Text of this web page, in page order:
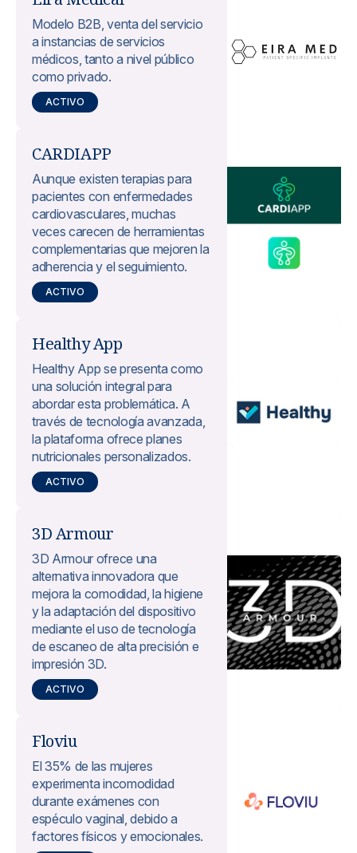
Modelo B2B, venta del servicio
a instancias de servicios
médicos, tanto a nivel público
como privado.
ACTIVO
CARDIAPP
Aunque existen terapias para
pacientes con enfermedades
cardiovasculares, muchas
veces carecen de herramientas
complementarias que mejoren la
adherencia y el seguimiento.
ACTIVO
Healthy App
Healthy App se presenta como
una solución integral para
abordar esta problemática. A
través de tecnología avanzada,
la plataforma ofrece planes
nutricionales personalizados.
ACTIVO
3D Armour
3D Armour ofrece una
alternativa innovadora que
mejora la comodidad, la higiene
y la adaptación del dispositivo
mediante el uso de tecnología
de escaneo de alta precisión e
impresión 3D.
ACTIVO
Floviu
El 35% de las mujeres
experimenta incomodidad
durante exámenes con
espéculo vaginal, debido a
factores físicos y emocionales.